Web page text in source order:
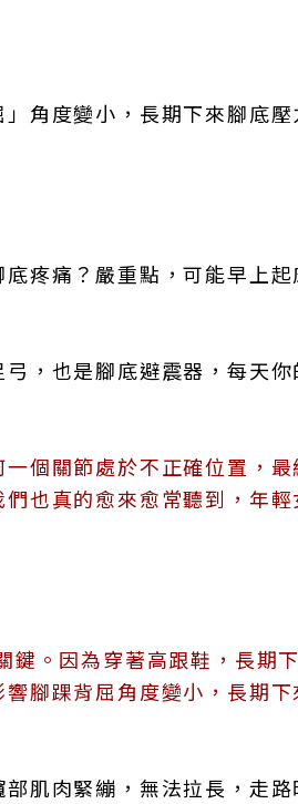
角度變小，長期下來腳底壓
疼痛？嚴重點，可能早上起
，也是腳底避震器，每天你
個關節處於不正確位置，最
也真的愈來愈常聽到，年輕
鍵。因為穿著高跟鞋，長期
腳踝背屈角度變小，長期下
肌肉緊繃，無法拉長，走路